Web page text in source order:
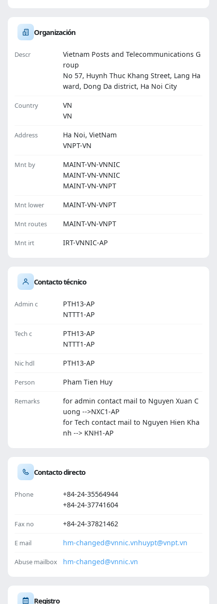
Organización
Descr
Vietnam Posts and Telecommunications G
roup
No 57, Huynh Thuc Khang Street, Lang Ha
ward, Dong Da district, Ha Noi City
Country
VN
VN
Address
Ha Noi, VietNam
VNPT-VN
Mnt by
MAINT-VN-VNNIC
MAINT-VN-VNNIC
MAINT-VN-VNPT
Mnt lower MAINT-VN-VNPT
Mnt routes MAINT-VN-VNPT
Mnt irt IRT-VNNIC-AP
Contacto técnico
Admin c
PTH13-AP
NTTT1-AP
Tech c
PTH13-AP
NTTT1-AP
Nic hdl PTH13-AP
Person Pham Tien Huy
Remarks
for admin contact mail to Nguyen Xuan C
uong -->NXC1-AP
for Tech contact mail to Nguyen Hien Kha
nh --> KNH1-AP
Contacto directo
Phone
+84-24-35564944
+84-24-37741604
Fax no +84-24-37821462
E mail hm-changed@vnnic.vnhuypt@vnpt.vn
Abuse mailbox hm-changed@vnnic.vn
Registro